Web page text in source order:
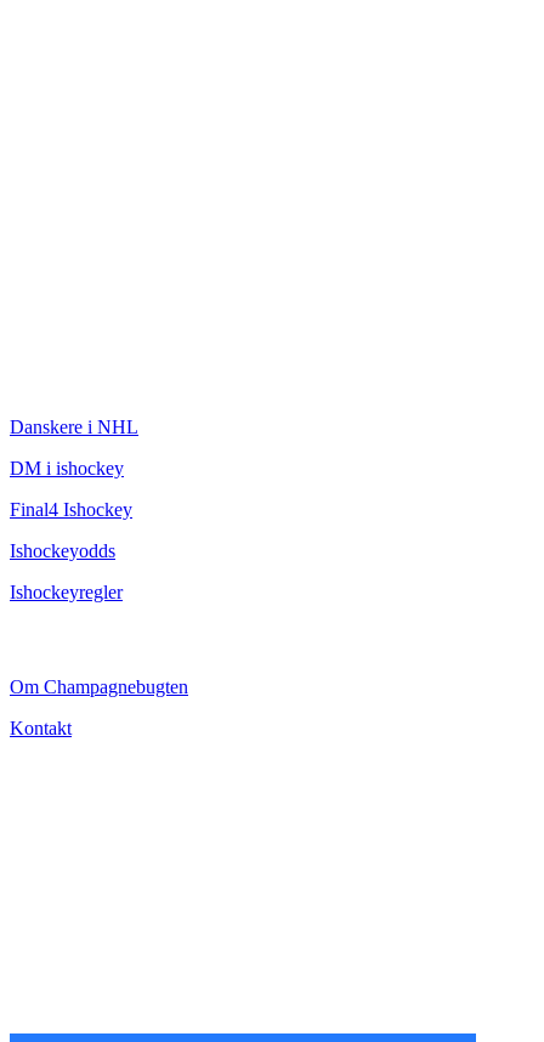
Danskere i NHL
DM i ishockey
Final4 Ishockey
Ishockeyodds
Ishockeyregler
Om Champagnebugten
Kontakt